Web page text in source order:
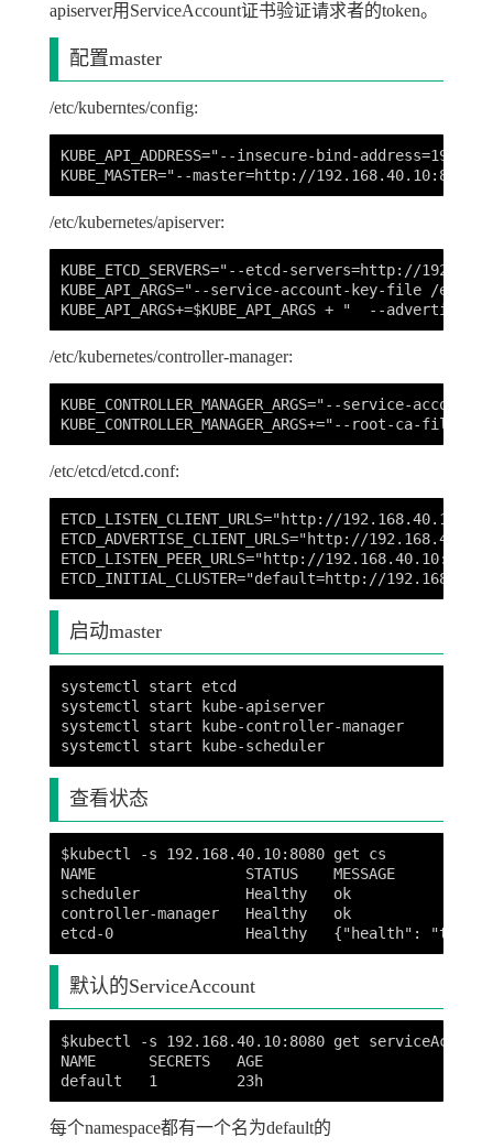
apiserver用ServiceAccount证书验证请求者的token。
配置master
/etc/kuberntes/config:
KUBE_API_ADDRESS="--insecure-bind-
/etc/kubernetes/apiserver:
KUBE_ETCD_SERVERS="--etcd-servers=http://
KUBE_API_ARGS="--service-account-key-file /
/etc/kubernetes/controller-manager:
KUBE_CONTROLLER_MANAGER_ARGS="--
/etc/etcd/etcd.conf:
ETCD_LISTEN_CLIENT_URLS="http://
ETCD_ADVERTISE_CLIENT_URLS="http://
ETCD_LISTEN_PEER_URLS="http://192.168.40.10:2380"
启动master
systemctl start etcd
systemctl start kube-apiserver
systemctl start kube-controller-manager
查看状态
$kubectl -s 192.168.40.10:8080 get cs
NAME                 STATUS    MESSAGE
scheduler            Healthy   ok
controller-manager   Healthy   ok
默认的ServiceAccount
$kubectl -s 192.168.40.10:8080 get
NAME      SECRETS   AGE
每个namespace都有一个名为default的